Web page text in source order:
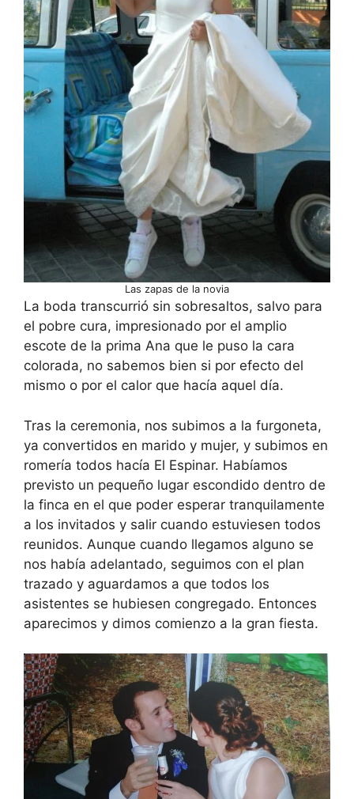
Las zapas de la novia
La boda transcurrió sin sobresaltos, salvo para
el pobre cura, impresionado por el amplio
escote de la prima Ana que le puso la cara
colorada, no sabemos bien si por efecto del
mismo o por el calor que hacía aquel día.
Tras la ceremonia, nos subimos a la furgoneta,
ya convertidos en marido y mujer, y subimos en
romería todos hacía El Espinar. Habíamos
previsto un pequeño lugar escondido dentro de
la finca en el que poder esperar tranquilamente
a los invitados y salir cuando estuviesen todos
reunidos. Aunque cuando llegamos alguno se
nos había adelantado, seguimos con el plan
trazado y aguardamos a que todos los
asistentes se hubiesen congregado. Entonces
aparecimos y dimos comienzo a la gran fiesta.